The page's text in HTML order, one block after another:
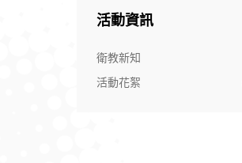
活動資訊
衛教新知
活動花絮